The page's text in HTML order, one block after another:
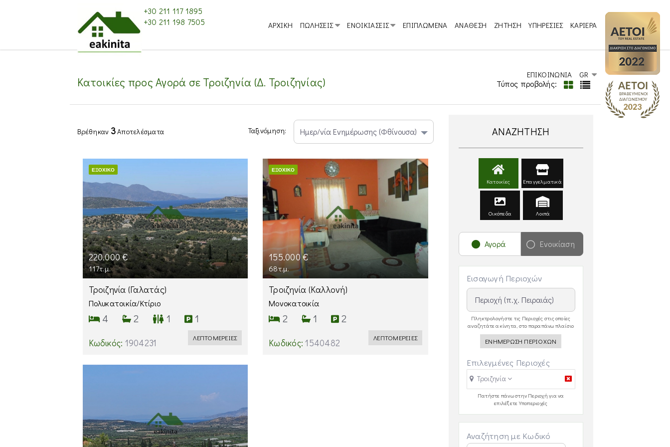
+30 211 117 1895
+30 211 198 7505
ΑΡΧΙΚΗ ΠΩΛΗΣΕΙΣ ΕΝΟΙΚΙΑΣΕΙΣ ΕΠΙΠΛΩΜΕΝΑ ΑΝΑΘΕΣΗ ΖΗΤΗΣΗ ΥΠΗΡΕΣΙΕΣ ΚΑΡΙΕΡΑ
ΕΠΙΚΟΙΝΩΝΙΑ GR
Κατοικίες προς Αγορά σε Τροιζηνία (Δ. Τροιζηνίας) Τύπος προβολής:
Βρέθηκαν 3Αποτελέσματα Ταξινόμηση:
ΕΞΟΧΙΚΌ
220.000 €
117τ.μ.
Τροιζηνία (Γαλατάς)
Πολυκατοικία/Κτίριο
4 2 1 1
Κωδικός: 1904231 ΛΕΠΤΟΜΕΡΕΙΕΣ
ΕΞΟΧΙΚΌ
155.000 €
68τ.μ.
Τροιζηνία (Καλλονή)
Μονοκατοικία
2 1 2
Κωδικός: 1540482 ΛΕΠΤΟΜΕΡΕΙΕΣ
ΑΝΑΖΗΤΗΣΗ
Κατοικίες Επαγγελματικά
Οικόπεδα Λοιπά
Αγορά Ενοικίαση
Εισαγωγή Περιοχών
Πληκτρολογήστε τις Περιοχές στις οποίες
αναζητάτε ακίνητα, στο παραπάνω πλαίσιο
ΕΝΗΜΕΡΩΣΗ ΠΕΡΙΟΧΩΝ
Επιλεγμένες Περιοχές
Τροιζηνία
Πατήστε πάνω στην Περιοχή για να
επιλέξετε Υποπεριοχές
Αναζήτηση με Κωδικό